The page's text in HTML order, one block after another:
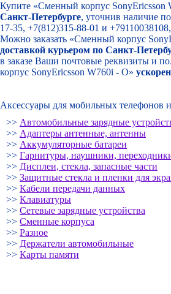
Купите «Сменный корпус SonyEricsson
Санкт-Петербурге, уточнив наличие
17-35, +7(812)315-88-01 и
Можно заказать «Сменный корпус
доставкой курьером по Санкт-
в заказе Ваши почтовые реквизиты и
корпус SonyEricsson W760i - O»
Аксессуары для мобильных телефонов
>> Автомобильные зарядные
>> Адаптеры антенные, антенны
>> Аккумуляторные батареи
>> Гарнитуры, наушники,
>> Дисплеи, стекла, запасные части
>> Защитные стекла и пленки для
>> Кабели передачи данных
>> Клавиатуры
>> Сетевые зарядные устройства
>> Сменные корпуса
>> Разное
>> Держатели автомобильные
>> Карты памяти